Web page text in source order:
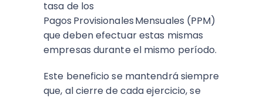
tasa de los
Pagos Provisionales Mensuales (PPM)
que deben efectuar estas mismas
empresas durante el mismo período.
Este beneficio se mantendrá siempre
que, al cierre de cada ejercicio, se